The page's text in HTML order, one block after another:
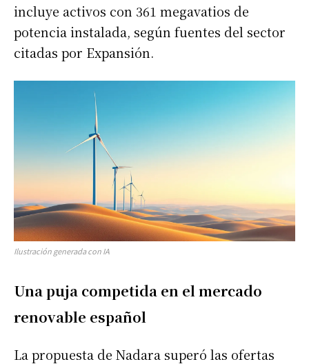
incluye activos con 361 megavatios de
potencia instalada, según fuentes del sector
citadas por Expansión.
Ilustración generada con IA
Una puja competida en el mercado
renovable español
La propuesta de Nadara superó las ofertas